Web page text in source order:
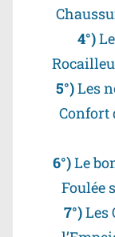
4°)
5°)Les
Confort
6°)Le
Foulée
7°)Les